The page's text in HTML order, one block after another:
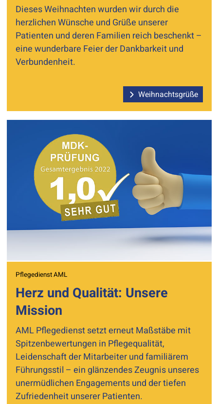
Dieses Weihnachten wurden wir durch die
herzlichen Wünsche und Grüße unserer
Patienten und deren Familien reich beschenkt –
eine wunderbare Feier der Dankbarkeit und
Verbundenheit.
Weihnachtsgrüße
Pflegedienst AML
Herz und Qualität: Unsere
Mission
AML Pflegedienst setzt erneut Maßstäbe mit
Spitzenbewertungen in Pflegequalität,
Leidenschaft der Mitarbeiter und familiärem
Führungsstil – ein glänzendes Zeugnis unseres
unermüdlichen Engagements und der tiefen
Zufriedenheit unserer Patienten.